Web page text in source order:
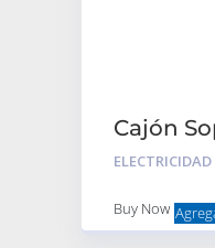
Cajón
Batería –
ELECTRICIDAD
Buy Now